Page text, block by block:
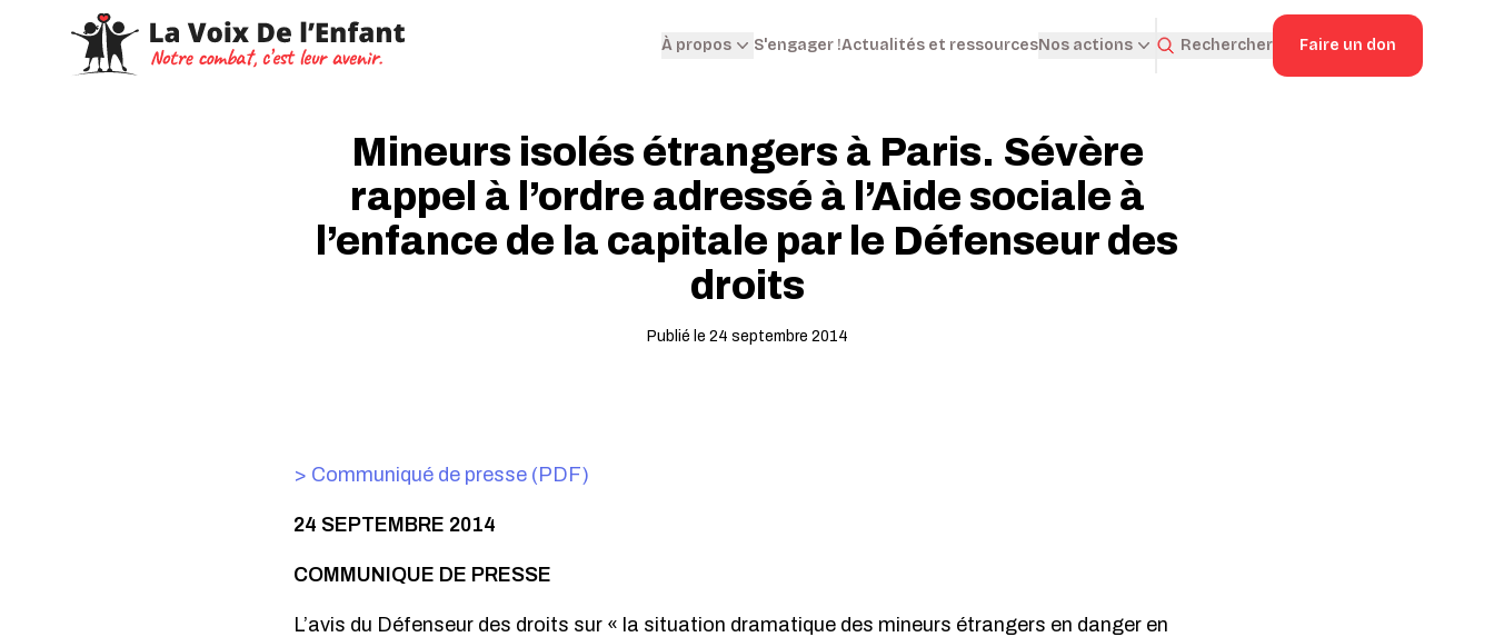
À propos S'engager !Actualités et ressourcesNos actions Rechercher Faire un don
Mineurs isolés étrangers à Paris. Sévère
rappel à l’ordre adressé à l’Aide sociale à
l’enfance de la capitale par le Défenseur des
droits
Publié le 24 septembre 2014
> Communiqué de presse (PDF)
24 SEPTEMBRE 2014
COMMUNIQUE DE PRESSE
L’avis du Défenseur des droits sur « la situation dramatique des mineurs étrangers en danger en